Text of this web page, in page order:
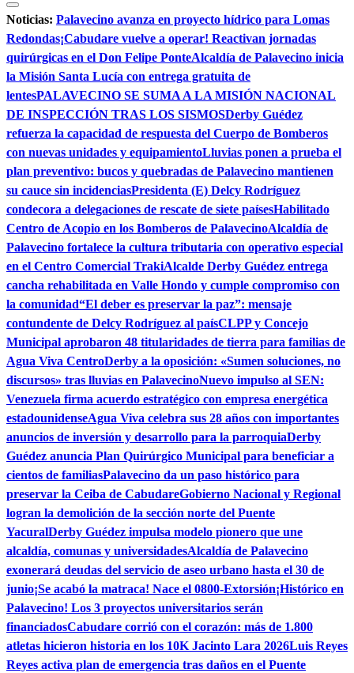
Noticias: Palavecino avanza en proyecto hídrico para Lomas
Redondas¡Cabudare vuelve a operar! Reactivan jornadas
quirúrgicas en el Don Felipe PonteAlcaldía de Palavecino inicia
la Misión Santa Lucía con entrega gratuita de
lentesPALAVECINO SE SUMA A LA MISIÓN NACIONAL
DE INSPECCIÓN TRAS LOS SISMOSDerby Guédez
refuerza la capacidad de respuesta del Cuerpo de Bomberos
con nuevas unidades y equipamientoLluvias ponen a prueba el
plan preventivo: bucos y quebradas de Palavecino mantienen
su cauce sin incidenciasPresidenta (E) Delcy Rodríguez
condecora a delegaciones de rescate de siete paísesHabilitado
Centro de Acopio en los Bomberos de PalavecinoAlcaldía de
Palavecino fortalece la cultura tributaria con operativo especial
en el Centro Comercial TrakiAlcalde Derby Guédez entrega
cancha rehabilitada en Valle Hondo y cumple compromiso con
la comunidad“El deber es preservar la paz”: mensaje
contundente de Delcy Rodríguez al paísCLPP y Concejo
Municipal aprobaron 48 titularidades de tierra para familias de
Agua Viva CentroDerby a la oposición: «Sumen soluciones, no
discursos» tras lluvias en PalavecinoNuevo impulso al SEN:
Venezuela firma acuerdo estratégico con empresa energética
estadounidenseAgua Viva celebra sus 28 años con importantes
anuncios de inversión y desarrollo para la parroquiaDerby
Guédez anuncia Plan Quirúrgico Municipal para beneficiar a
cientos de familiasPalavecino da un paso histórico para
preservar la Ceiba de CabudareGobierno Nacional y Regional
logran la demolición de la sección norte del Puente
YacuralDerby Guédez impulsa modelo pionero que une
alcaldía, comunas y universidadesAlcaldía de Palavecino
exonerará deudas del servicio de aseo urbano hasta el 30 de
junio¡Se acabó la matraca! Nace el 0800-Extorsión¡Histórico en
Palavecino! Los 3 proyectos universitarios serán
financiadosCabudare corrió con el corazón: más de 1.800
atletas hicieron historia en los 10K Jacinto Lara 2026Luis Reyes
Reyes activa plan de emergencia tras daños en el Puente